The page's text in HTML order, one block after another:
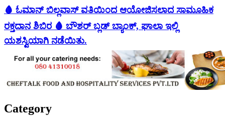
🩸 ಓಮಾನ್ ಬಿಲ್ಲವಾಸ್ ವತಿಯಿಂದ ಆಯೋಜಿಸಲಾದ ಸಾಮೂಹಿಕ
ರಕ್ತದಾನ ಶಿಬಿರ 🩸 ಬೌಶರ್ ಬ್ಲಡ್ ಬ್ಯಾಂಕ್, ಘಾಲಾ ಇಲ್ಲಿ
ಯಶಸ್ವಿಯಾಗಿ ನಡೆಯಿತು.
Category